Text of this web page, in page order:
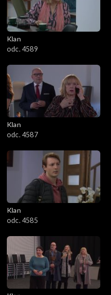
Klan
odc. 4589
Klan
odc. 4587
Klan
odc. 4585